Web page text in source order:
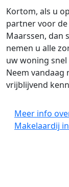
Kortom, als u
partner voor
Maarssen, dan
nemen u alle
uw woning
Neem vandaag
vrijblijvend
Meer info
Makelaardij